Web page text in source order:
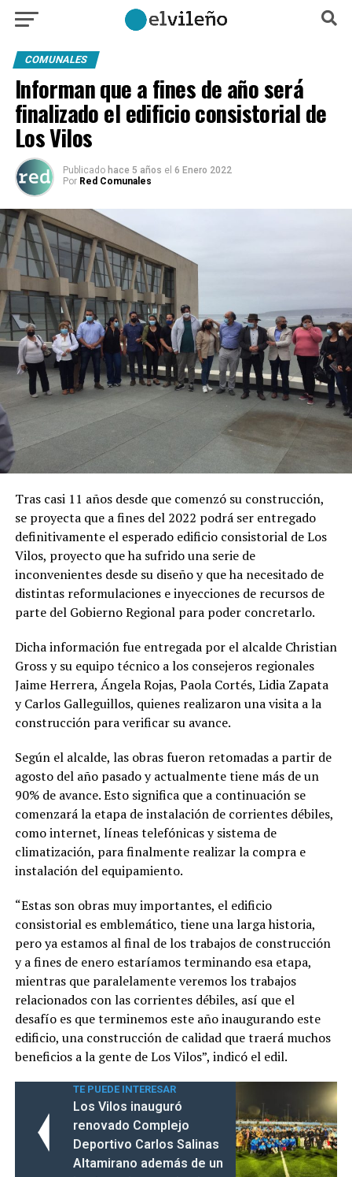
COMUNALES
Informan que a fines de año será
finalizado el edificio consistorial de
Los Vilos
Publicado hace 5 años el 6 Enero 2022
Por Red Comunales
Tras casi 11 años desde que comenzó su construcción,
se proyecta que a fines del 2022 podrá ser entregado
definitivamente el esperado edificio consistorial de Los
Vilos, proyecto que ha sufrido una serie de
inconvenientes desde su diseño y que ha necesitado de
distintas reformulaciones e inyecciones de recursos de
parte del Gobierno Regional para poder concretarlo.
Dicha información fue entregada por el alcalde Christian
Gross y su equipo técnico a los consejeros regionales
Jaime Herrera, Ángela Rojas, Paola Cortés, Lidia Zapata
y Carlos Galleguillos, quienes realizaron una visita a la
construcción para verificar su avance.
Según el alcalde, las obras fueron retomadas a partir de
agosto del año pasado y actualmente tiene más de un
90% de avance. Esto significa que a continuación se
comenzará la etapa de instalación de corrientes débiles,
como internet, líneas telefónicas y sistema de
climatización, para finalmente realizar la compra e
instalación del equipamiento.
“Estas son obras muy importantes, el edificio
consistorial es emblemático, tiene una larga historia,
pero ya estamos al final de los trabajos de construcción
y a fines de enero estaríamos terminando esa etapa,
mientras que paralelamente veremos los trabajos
relacionados con las corrientes débiles, así que el
desafío es que terminemos este año inaugurando este
edificio, una construcción de calidad que traerá muchos
beneficios a la gente de Los Vilos”, indicó el edil.
TE PUEDE INTERESAR
Los Vilos inauguró
renovado Complejo
Deportivo Carlos Salinas
Altamirano además de un